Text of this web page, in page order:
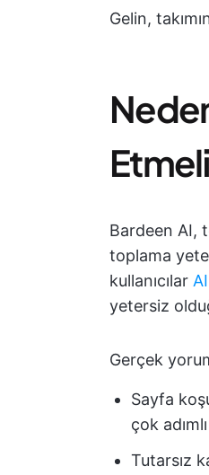
Gelin,
Bardeen AI,
toplama
kullanıcılar
yetersiz
Gerçek
Sayfa
çok
Tutarsız